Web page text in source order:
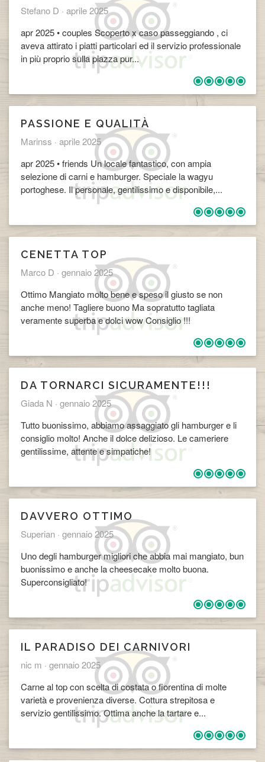
Stefano D · aprile 2025
apr 2025 • couples Scoperto x caso passeggiando , ci
aveva attirato i piatti particolari ed il servizio professionale
in più proprio sulla piazza pur...
​PASSIONE E QUALITÀ
Marinss · aprile 2025
apr 2025 • friends Un locale fantastico, con ampia
selezione di carni e hamburger. Speciale la wagyu
portoghese. Il personale, gentilissimo e disponibile,...
CENETTA TOP
Marco D · gennaio 2025
Ottimo Mangiato molto bene e speso il giusto se non
anche meno! Tagliere buono Ma sopratutto tagliata
veramente superba e dolci wow Consiglio !!!
DA TORNARCI SICURAMENTE!!!
Giada N · gennaio 2025
Tutto buonissimo, abbiamo assaggiato gli hamburger e li
consiglio molto! Anche il dolce delizioso. Le cameriere
gentilissime, attente e simpatiche!
DAVVERO OTTIMO
Superian · gennaio 2025
Uno degli hamburger migliori che abbia mai mangiato, bun
buonissimo e anche la cheesecake molto buona.
Superconsigliato!
IL PARADISO DEI CARNIVORI
nic m · gennaio 2025
Carne al top con scelta di costata o fiorentina di molte
varietà e provenienza diverse. Cottura strepitosa e
servizio gentilissimo. Ottima anche la tartare e...